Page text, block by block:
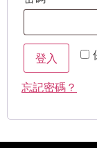
登入
忘記密碼？